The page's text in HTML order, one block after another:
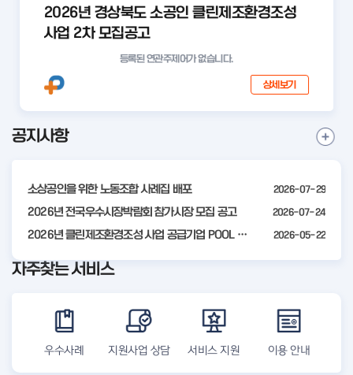
2026년 경상북도 소공인 클린제조환경조성
사업 2차 모집공고
등록된 연관주제어가 없습니다.
상세보기
I
4
공지사항
소상공인을 위한 노동조합 사례집 배포 2026-07-29
2026년 전국우수시장박람회 참가시장 모집 공고 2026-07-24
2026년 클린제조환경조성 사업 공급기업 POOL 안내 2026-05-22
공
항
보
기
자주찾는 서비스
우수사례 지원사업 상담 서비스 지원 이용 안내